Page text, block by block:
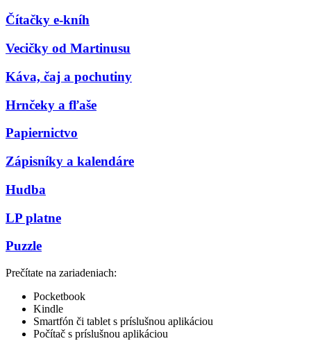
Čítačky e-kníh
Vecičky od Martinusu
Káva, čaj a pochutiny
Hrnčeky a fľaše
Papiernictvo
Zápisníky a kalendáre
Hudba
LP platne
Puzzle
Prečítate na zariadeniach:
Pocketbook
Kindle
Smartfón či tablet s príslušnou aplikáciou
Počítač s príslušnou aplikáciou